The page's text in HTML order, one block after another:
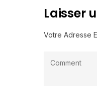
Laisser
Votre Adresse